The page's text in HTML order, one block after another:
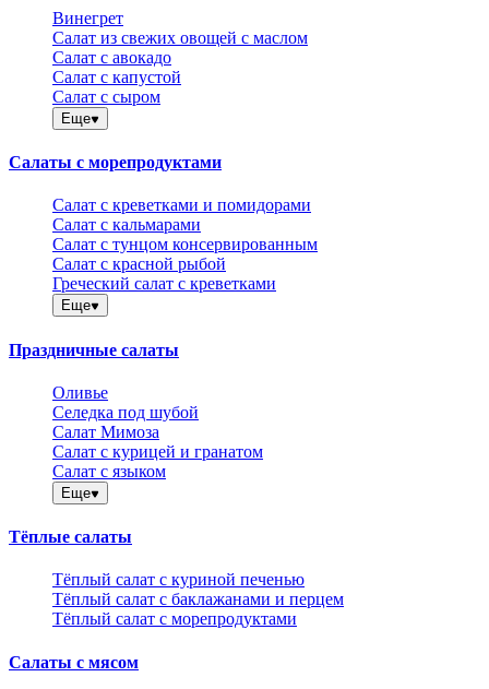
Винегрет
Салат из свежих овощей с маслом
Салат с авокадо
Салат с капустой
Салат с сыром
Еще
Салаты с морепродуктами
Салат с креветками и помидорами
Салат с кальмарами
Салат с тунцом консервированным
Салат с красной рыбой
Греческий салат с креветками
Еще
Праздничные салаты
Оливье
Селедка под шубой
Салат Мимоза
Салат с курицей и гранатом
Салат с языком
Еще
Тёплые салаты
Тёплый салат с куриной печенью
Тёплый салат с баклажанами и перцем
Тёплый салат с морепродуктами
Салаты с мясом